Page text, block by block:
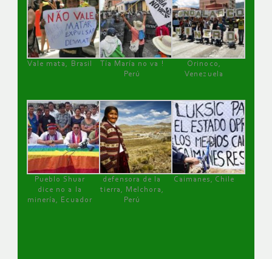
Vale mata, Brasil
Tía María no va !
Perú
Orinoco,
Venezuela
Pueblo Shuar
dice no a la
minería, Ecuador
defensora de la
tierra, Melchora,
Perú
Caimanes, Chile